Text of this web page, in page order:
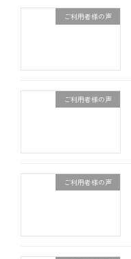
ご利用者様の声
ご利用者様の声
ご利用者様の声